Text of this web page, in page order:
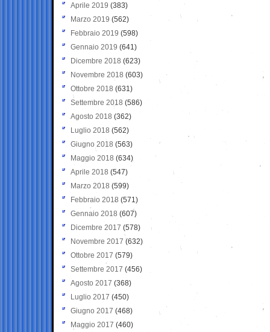
Aprile 2019 (383)
Marzo 2019 (562)
Febbraio 2019 (598)
Gennaio 2019 (641)
Dicembre 2018 (623)
Novembre 2018 (603)
Ottobre 2018 (631)
Settembre 2018 (586)
Agosto 2018 (362)
Luglio 2018 (562)
Giugno 2018 (563)
Maggio 2018 (634)
Aprile 2018 (547)
Marzo 2018 (599)
Febbraio 2018 (571)
Gennaio 2018 (607)
Dicembre 2017 (578)
Novembre 2017 (632)
Ottobre 2017 (579)
Settembre 2017 (456)
Agosto 2017 (368)
Luglio 2017 (450)
Giugno 2017 (468)
Maggio 2017 (460)